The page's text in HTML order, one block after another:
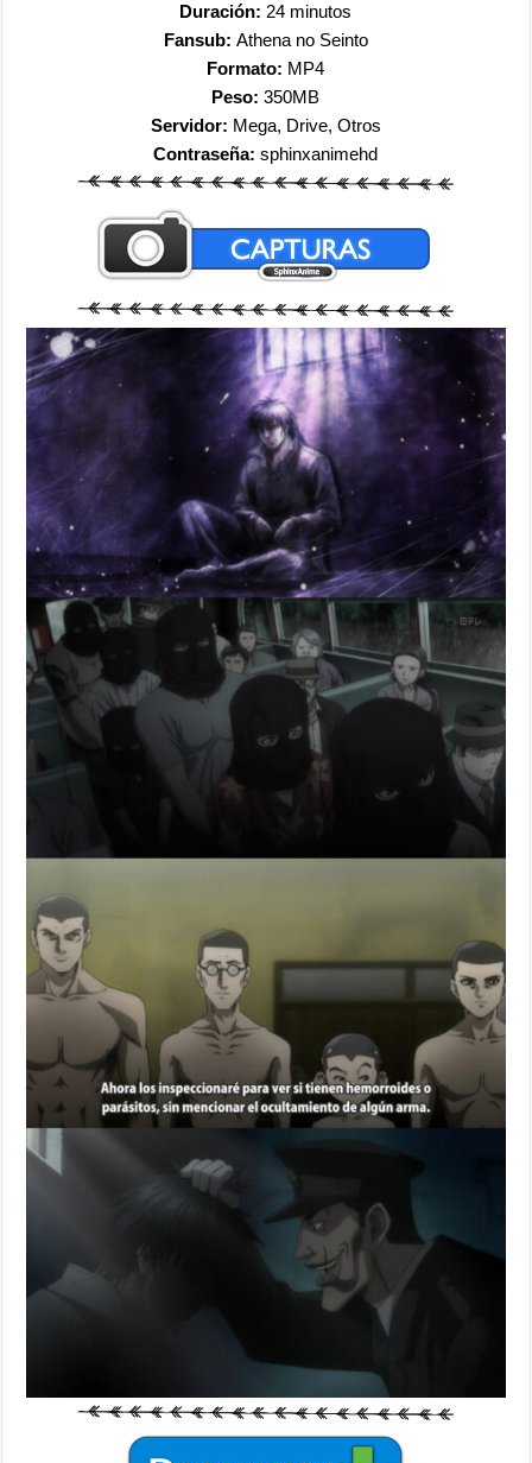
Duración: 24 minutos
Fansub: Athena no Seinto
Formato: MP4
Peso: 350MB
Servidor: Mega, Drive, Otros
Contraseña: sphinxanimehd